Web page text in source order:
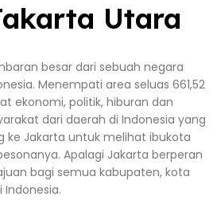
Utara
besar dari sebuah negara
Menempati area seluas 661,52
ekonomi, politik, hiburan dan
dari daerah di Indonesia yang
ke Jakarta untuk melihat ibukota
Apalagi Jakarta berperan
bagi semua kabupaten, kota